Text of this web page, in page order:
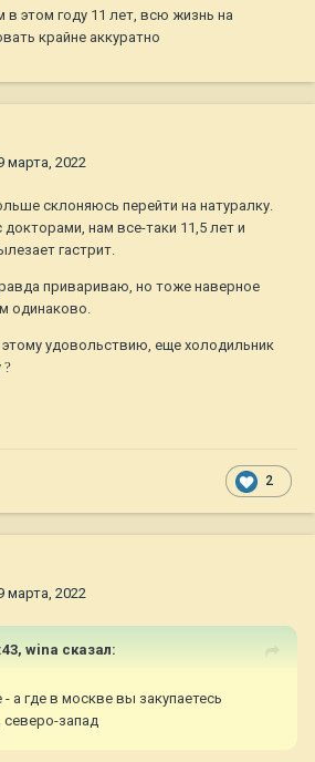
этом году 11 лет, всю жизнь на
крайне аккуратно
марта, 2022
склоняюсь перейти на натуралку.
нам все-таки 11,5 лет и
гастрит.
привариваю, но тоже наверное
одинаково.
удовольствию, еще холодильник
?
2
марта, 2022
wina сказал:
а где в москве вы закупаетесь
северо-запад